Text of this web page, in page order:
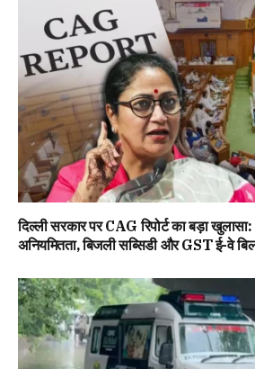
दिल्ली सरकार पर CAG रिपोर्ट का बड़ा
अनियमितता, बिजली सब्सिडी और GST ई-वे